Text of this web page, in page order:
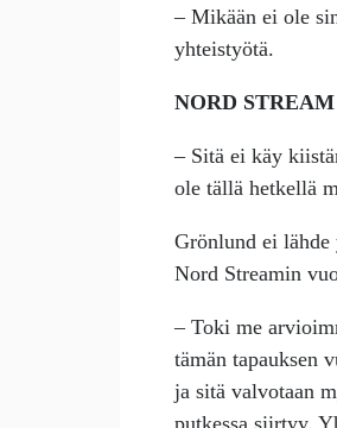
– Mikään ei ole
yhteistyötä.
NORD STREAM
– Sitä ei käy
ole tällä hetkellä
Grönlund ei lähde
Nord Streamin
– Toki me
tämän tapauksen
ja sitä valvotaan